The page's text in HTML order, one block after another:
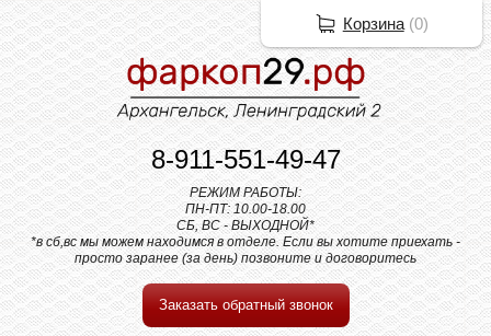
8-911-551-49-47
РЕЖИМ РАБОТЫ:
ПН-ПТ: 10.00-18.00
СБ, ВС - ВЫХОДНОЙ*
*в сб,вс мы можем находимся в отделе. Если вы хотите приехать -
просто заранее (за день) позвоните и договоритесь
Заказать обратный звонок
Корзина(0)